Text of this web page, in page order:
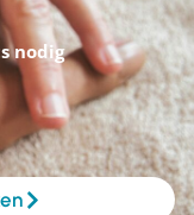
nodig